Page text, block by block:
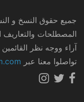
جميع حقوق النسخ و النشر
المصطلحات والتعاريف
آراء ووجه نظر
تواصلوا معنا عبر